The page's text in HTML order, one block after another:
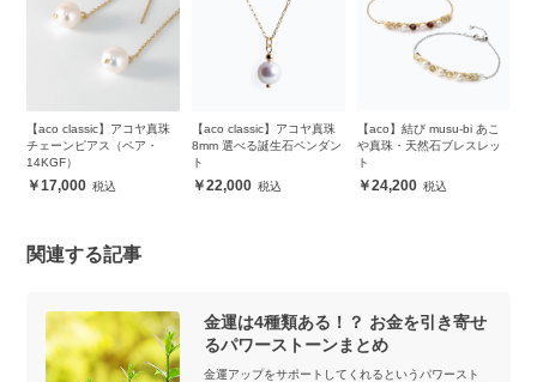
classic】アコヤ真珠
ンピアス（ペア・
【aco classic】アコヤ真珠
8mm 選べる誕生石ペンダン
22,000
【aco】結び musu-bi あこ
や真珠・天然石ブレスレッ
24,200
【aco
4mm 選べ
関連する記事
金運は4種類ある！？ お金を引き寄せ
るパワーストーンまとめ
金運アップをサポートしてくれるというパワースト